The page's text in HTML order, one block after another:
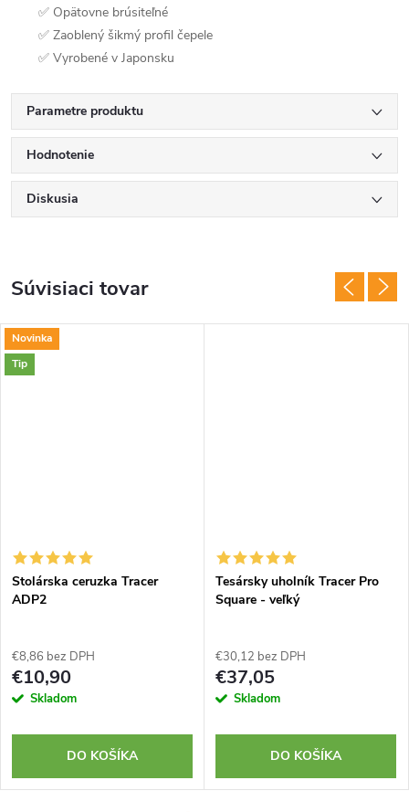
✅ Opätovne brúsiteľné
✅ Zaoblený šikmý profil čepele
✅ Vyrobené v Japonsku
Parametre produktu
Hodnotenie
Diskusia
Súvisiaci tovar
Novinka
Tip
Stolárska ceruzka Tracer
ADP2
€8,86 bez DPH
€10,90
Skladom
DO KOŠÍKA
Tesársky uholník Tracer Pro
Square - veľký
€30,12 bez DPH
€37,05
Skladom
DO KOŠÍKA